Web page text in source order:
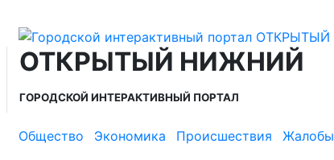
ОТКРЫТЫЙ НИЖНИЙ
ГОРОДСКОЙ ИНТЕРАКТИВНЫЙ ПОРТАЛ
Общество Экономика Происшествия Жалобы